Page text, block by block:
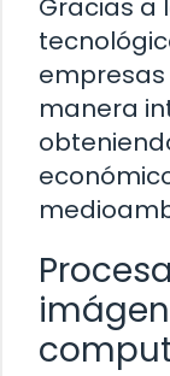
Gracias a
manera